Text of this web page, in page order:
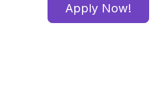
Apply Now!